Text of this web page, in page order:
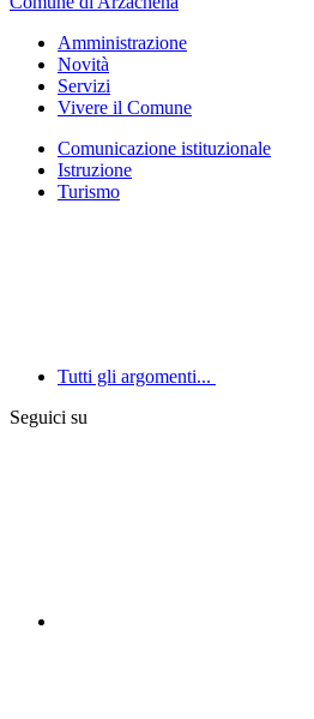
Amministrazione
Novità
Servizi
Vivere il Comune
Comunicazione istituzionale
Istruzione
Turismo
Tutti gli argomenti...
Seguici su